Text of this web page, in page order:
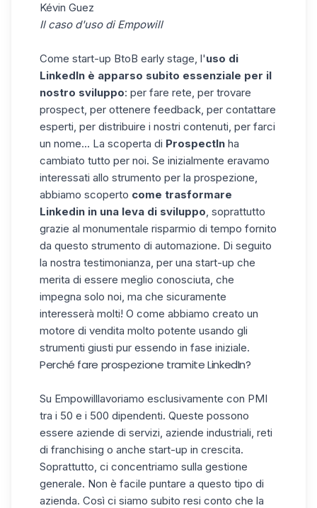
Kévin Guez
Il caso d'uso di Empowill
Come start-up BtoB early stage, l'uso di
Linkedln è apparso subito essenziale per il
nostro sviluppo: per fare rete, per trovare
prospect, per ottenere feedback, per contattare
esperti, per distribuire i nostri contenuti, per farci
un nome... La scoperta di ProspectIn ha
cambiato tutto per noi. Se inizialmente eravamo
interessati allo strumento per la prospezione,
abbiamo scoperto come trasformare
Linkedin in una leva di sviluppo, soprattutto
grazie al monumentale risparmio di tempo fornito
da questo strumento di automazione. Di seguito
la nostra testimonianza, per una start-up che
merita di essere meglio conosciuta, che
impegna solo noi, ma che sicuramente
interesserà molti! O come abbiamo creato un
motore di vendita molto potente usando gli
strumenti giusti pur essendo in fase iniziale.
Perché fare prospezione tramite LinkedIn?
Su Empowilllavoriamo esclusivamente con PMI
tra i 50 e i 500 dipendenti. Queste possono
essere aziende di servizi, aziende industriali, reti
di franchising o anche start-up in crescita.
Soprattutto, ci concentriamo sulla gestione
generale. Non è facile puntare a questo tipo di
azienda. Così ci siamo subito resi conto che la